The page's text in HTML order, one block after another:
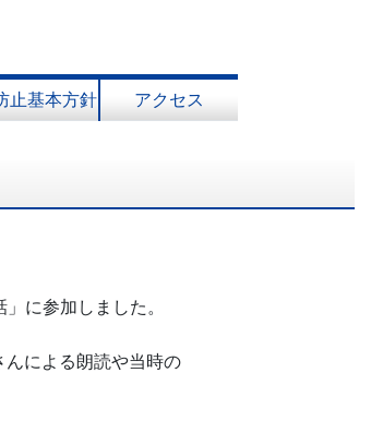
止基本方針 アクセス
に参加しました。
による朗読や当時の